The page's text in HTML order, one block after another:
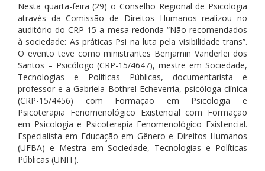
Nesta quarta-feira (29) o Conselho Regional de Psicologia
através da Comissão de Direitos Humanos realizou no
auditório do CRP-15 a mesa redonda “Não recomendados
à sociedade: As práticas Psi na luta pela visibilidade trans”.
O evento teve como ministrantes Benjamin Vanderlei dos
Santos – Psicólogo (CRP-15/4647), mestre em Sociedade,
Tecnologias e Políticas Públicas, documentarista e
professor e a Gabriela Bothrel Echeverria, psicóloga clínica
(CRP-15/4456) com Formação em Psicologia e
Psicoterapia Fenomenológico Existencial com Formação
em Psicologia e Psicoterapia Fenomenológico Existencial.
Especialista em Educação em Gênero e Direitos Humanos
(UFBA) e Mestra em Sociedade, Tecnologias e Políticas
Públicas (UNIT).